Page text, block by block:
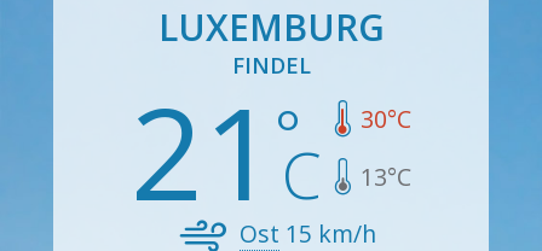
LUXEMBURG
FINDEL
21 30°C
13°C
Ost 15 km/h